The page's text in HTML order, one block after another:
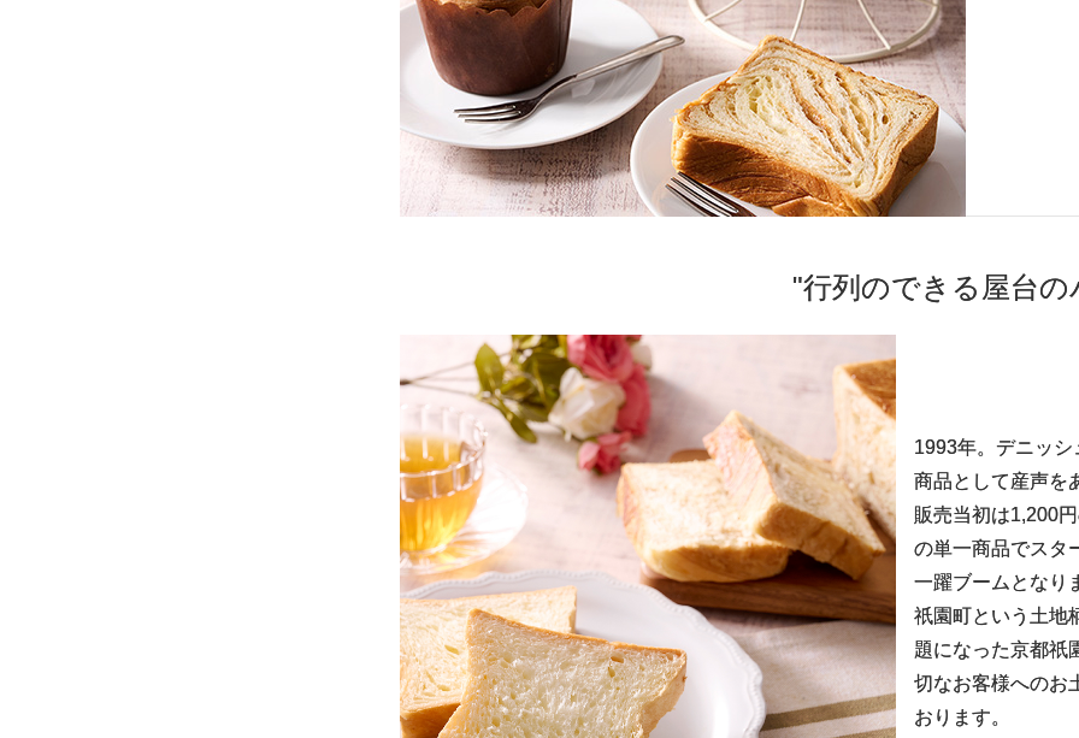
"行列のできる屋台の
1993年。デニッ
商品として産声を
販売当初は1,200
の単一商品でスタ
一躍ブームとなり
祇園町という土地
題になった京都祇
切なお客様へのお
おります。